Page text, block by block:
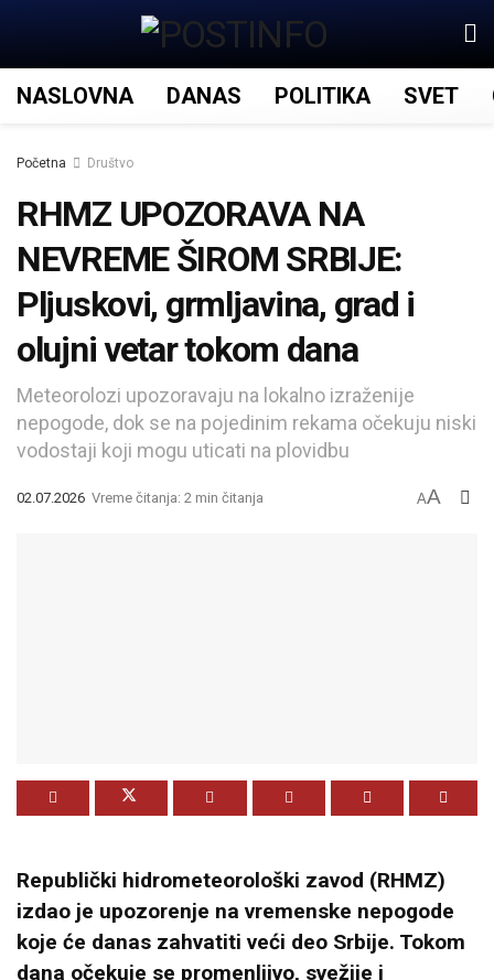
NASLOVNA DANAS POLITIKA SVET
Početna Društvo
RHMZ UPOZORAVA NA
NEVREME ŠIROM SRBIJE:
Pljuskovi, grmljavina, grad i
olujni vetar tokom dana
Meteorolozi upozoravaju na lokalno izraženije
nepogode, dok se na pojedinim rekama očekuju niski
vodostaji koji mogu uticati na plovidbu
02.07.2026 Vreme čitanja: 2 min čitanja AA
Republički hidrometeorološki zavod (RHMZ)
izdao je upozorenje na vremenske nepogode
koje će danas zahvatiti veći deo Srbije. Tokom
dana očekuje se promenljivo, svežije i